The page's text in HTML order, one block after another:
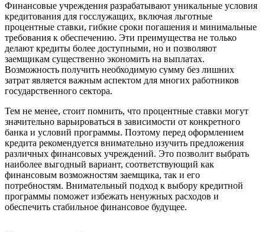
Финансовые учреждения разрабатывают уникальные условия
кредитования для госслужащих, включая льготные
процентные ставки, гибкие сроки погашения и минимальные
требования к обеспечению. Эти преимущества не только
делают кредиты более доступными, но и позволяют
заемщикам существенно экономить на выплатах.
Возможность получить необходимую сумму без лишних
затрат является важным аспектом для многих работников
государственного сектора.
Тем не менее, стоит помнить, что процентные ставки могут
значительно варьироваться в зависимости от конкретного
банка и условий программы. Поэтому перед оформлением
кредита рекомендуется внимательно изучить предложения
различных финансовых учреждений. Это позволит выбрать
наиболее выгодный вариант, соответствующий как
финансовым возможностям заемщика, так и его
потребностям. Внимательный подход к выбору кредитной
программы поможет избежать ненужных расходов и
обеспечить стабильное финансовое будущее.